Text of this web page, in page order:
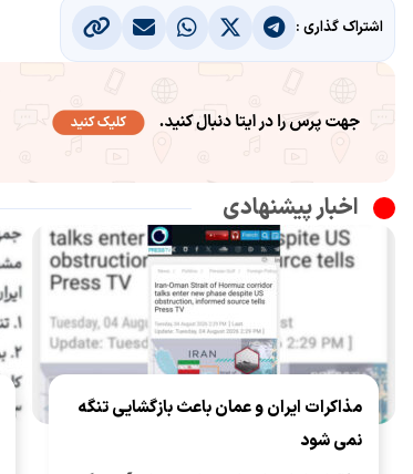
اشتراک گذاری :
اخبار پیشنهادی
مذاکرات ایران و عمان باعث بازگشایی تنگه
نمی شود